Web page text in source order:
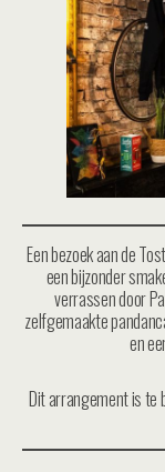
Een bezoek aan de
een bijzonder
verrassen door
zelfgemaakte
en
Dit arrangement is te